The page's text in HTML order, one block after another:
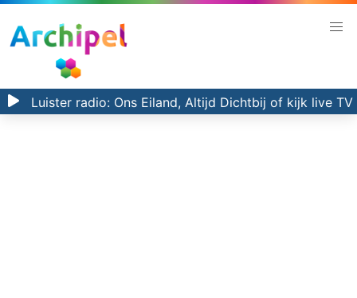
Luister radio: Ons Eiland, Altijd Dichtbij of kijk live TV